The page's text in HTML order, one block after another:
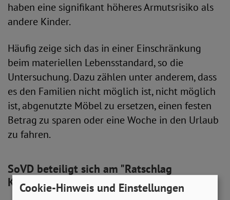
haben eine signifikant höheres Armutsrisiko als
andere Kinder.
Häufig zeige sich das in einer Einschränkung
beim materiellen Lebensstandard, so die
Untersuchung. Dazu zählen unter anderem, dass
es den Familien nicht möglich ist, nicht möglich
ist, abgenutzte Möbel zu ersetzen, einen festen
Betrag zu sparen oder eine Woche in den Urlaub
zu fahren.
SoVD beteiligt sich am "Ratschlag
Kinderarmut"
Cookie-Hinweis und Einstellungen